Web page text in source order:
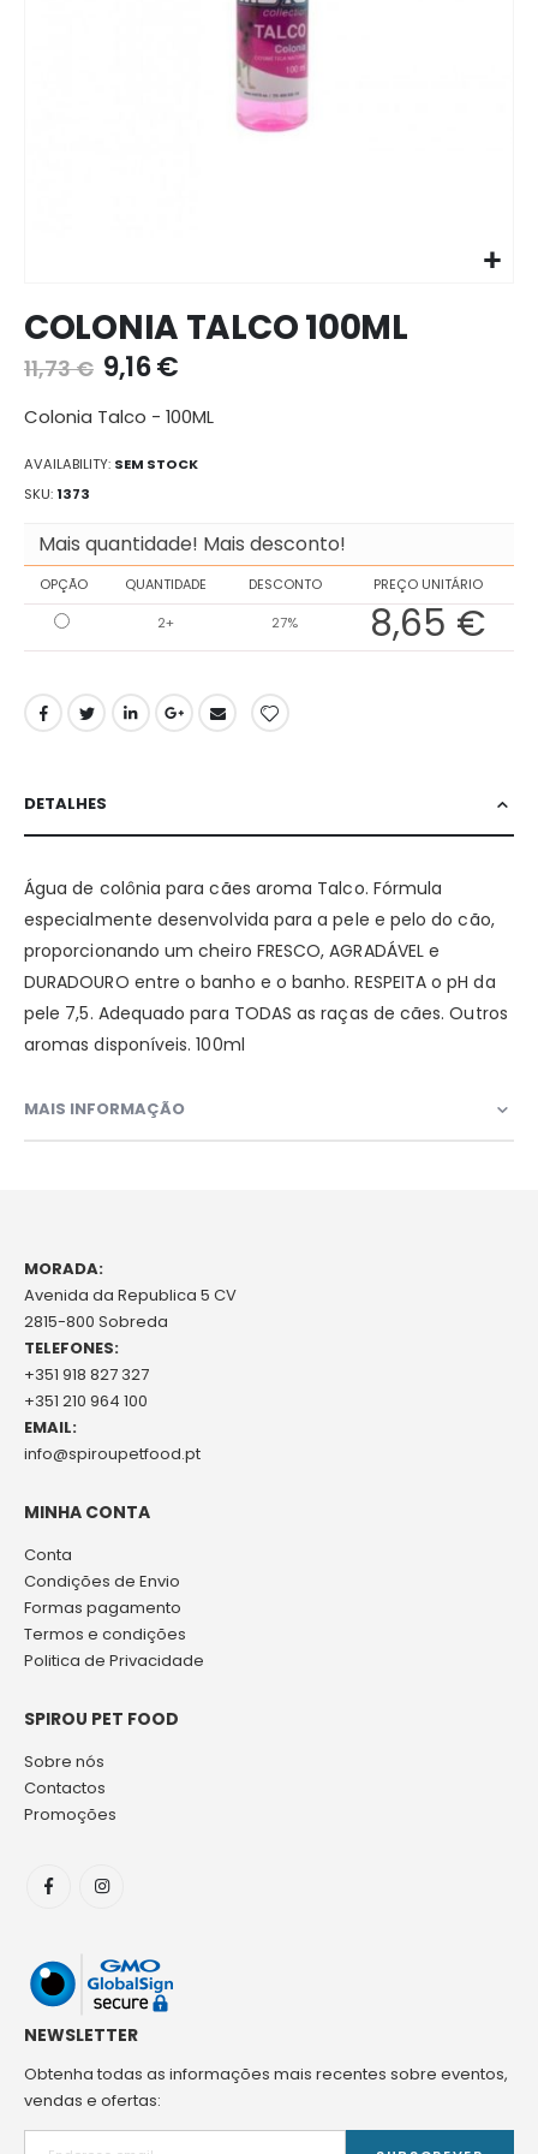
para
o
início
galeria
imagens
COLONIA TALCO 100ML
11,73 € 9,16 €
Colonia Talco - 100ML
AVAILABILITY: SEM STOCK
SKU 1373
Mais quantidade! Mais desconto!
OPÇÃO QUANTIDADE DESCONTO
PREÇO UNITÁRIO
2+
27% 8,65 €
DETALHES
Água de colônia para cães aroma Talco. Fórmula
especialmente desenvolvida para a pele e pelo do cão,
proporcionando um cheiro FRESCO, AGRADÁVEL e
DURADOURO entre o banho e o banho. RESPEITA o pH da
pele 7,5. Adequado para TODAS as raças de cães. Outros
aromas disponíveis. 100ml
MAIS INFORMAÇÃO
MORADA:
Avenida da Republica 5 CV
2815-800 Sobreda
TELEFONES:
+351 918 827 327
+351 210 964 100
EMAIL:
info@spiroupetfood.pt
MINHA CONTA
Conta
Condições de Envio
Formas pagamento
Termos e condições
Politica de Privacidade
SPIROU PET FOOD
Sobre nós
Contactos
Promoções
NEWSLETTER
Obtenha todas as informações mais recentes sobre eventos,
vendas e ofertas: